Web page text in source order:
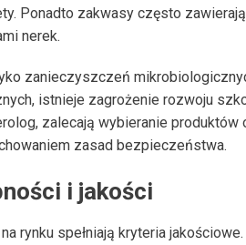
Ponadto zakwasy często
nerek.
zanieczyszczeń
istnieje zagrożenie rozwoju
zalecają wybieranie
zasad bezpieczeństwa.
i jakości
rynku spełniają kryteria